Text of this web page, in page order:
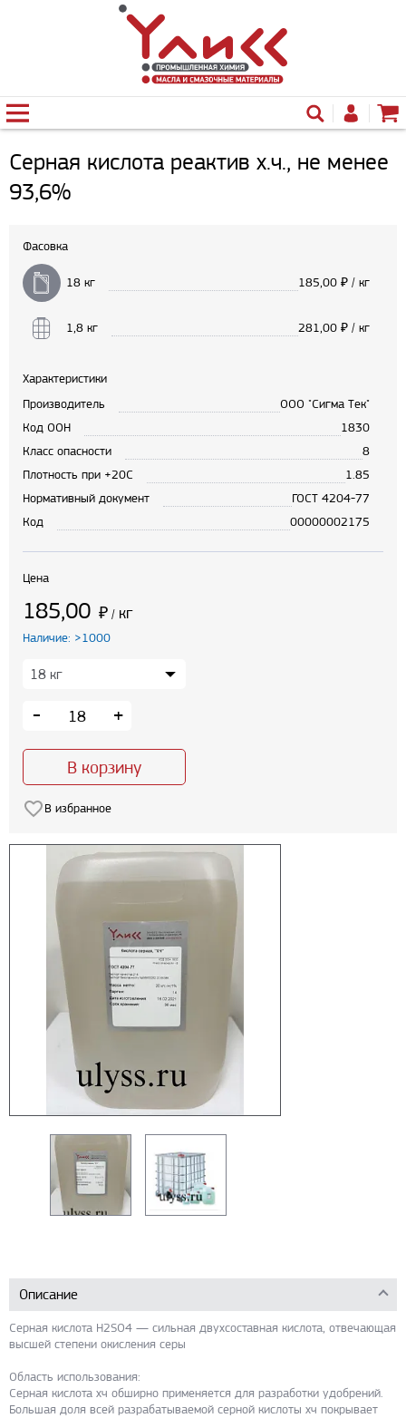
Серная кислота реактив х.ч., не менее
93,6%
Фасовка
18 кг 185,00 ₽ / кг
1,8 кг 281,00 ₽ / кг
Характеристики
Производитель
ООО "Сигма Тек"
Код ООН
1830
Класс опасности
8
Плотность при +20С
1.85
Нормативный документ
ГОСТ 4204-77
Код
00000002175
Цена
185,00 ₽ / кг
Наличие: >1000
- +
В корзину
В избранное
Описание
Серная кислота H2SO4 — сильная двухсоставная кислота, отвечающая
высшей степени окисления серы
Область использования:
Серная кислота хч обширно применяется для разработки удобрений.
Большая доля всей разрабатываемой серной кислоты хч покрывает